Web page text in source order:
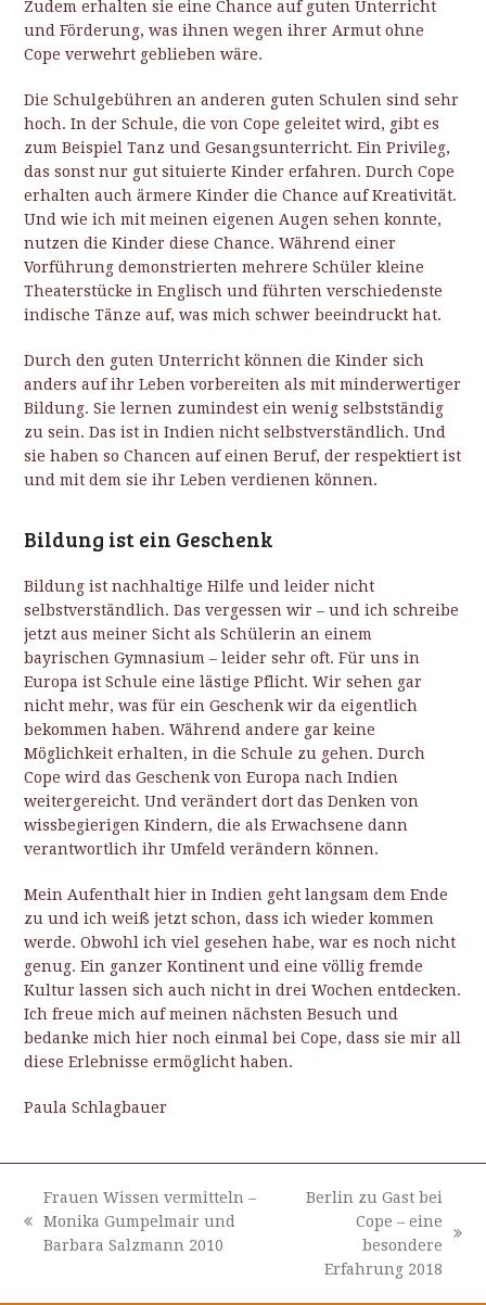
Zudem erhalten sie eine Chance auf guten Unterricht
und Förderung, was ihnen wegen ihrer Armut ohne
Cope verwehrt geblieben wäre.
Die Schulgebühren an anderen guten Schulen sind sehr
hoch. In der Schule, die von Cope geleitet wird, gibt es
zum Beispiel Tanz und Gesangsunterricht. Ein Privileg,
das sonst nur gut situierte Kinder erfahren. Durch Cope
erhalten auch ärmere Kinder die Chance auf Kreativität.
Und wie ich mit meinen eigenen Augen sehen konnte,
nutzen die Kinder diese Chance. Während einer
Vorführung demonstrierten mehrere Schüler kleine
Theaterstücke in Englisch und führten verschiedenste
indische Tänze auf, was mich schwer beeindruckt hat.
Durch den guten Unterricht können die Kinder sich
anders auf ihr Leben vorbereiten als mit minderwertiger
Bildung. Sie lernen zumindest ein wenig selbstständig
zu sein. Das ist in Indien nicht selbstverständlich. Und
sie haben so Chancen auf einen Beruf, der respektiert ist
und mit dem sie ihr Leben verdienen können.
Bildung ist ein Geschenk
Bildung ist nachhaltige Hilfe und leider nicht
selbstverständlich. Das vergessen wir – und ich schreibe
jetzt aus meiner Sicht als Schülerin an einem
bayrischen Gymnasium – leider sehr oft. Für uns in
Europa ist Schule eine lästige Pflicht. Wir sehen gar
nicht mehr, was für ein Geschenk wir da eigentlich
bekommen haben. Während andere gar keine
Möglichkeit erhalten, in die Schule zu gehen. Durch
Cope wird das Geschenk von Europa nach Indien
weitergereicht. Und verändert dort das Denken von
wissbegierigen Kindern, die als Erwachsene dann
verantwortlich ihr Umfeld verändern können.
Mein Aufenthalt hier in Indien geht langsam dem Ende
zu und ich weiß jetzt schon, dass ich wieder kommen
werde. Obwohl ich viel gesehen habe, war es noch nicht
genug. Ein ganzer Kontinent und eine völlig fremde
Kultur lassen sich auch nicht in drei Wochen entdecken.
Ich freue mich auf meinen nächsten Besuch und
bedanke mich hier noch einmal bei Cope, dass sie mir all
diese Erlebnisse ermöglicht haben.
Paula Schlagbauer
vorheriger
Beitrag:
Frauen Wissen vermitteln –
Monika Gumpelmair und
Barbara Salzmann 2010
Beitrag:
Berlin zu Gast bei
Cope – eine
besondere
Erfahrung 2018